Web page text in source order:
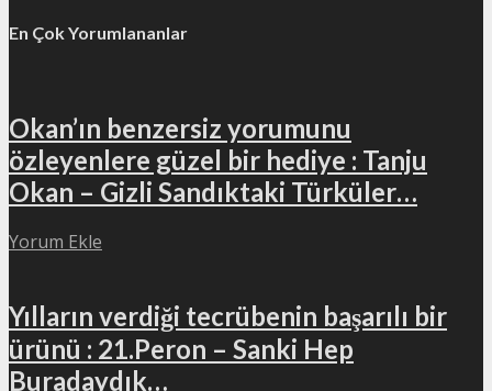
En Çok Yorumlananlar
Okan’ın benzersiz yorumunu
özleyenlere güzel bir hediye : Tanju
Okan – Gizli Sandıktaki Türküler…
Yorum Ekle
Yılların verdiği tecrübenin başarılı bir
ürünü : 21.Peron – Sanki Hep
Buradaydık…